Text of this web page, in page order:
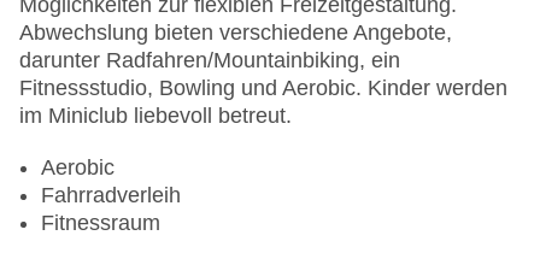
Möglichkeiten zur flexiblen Freizeitgestaltung.
Abwechslung bieten verschiedene Angebote,
darunter Radfahren/Mountainbiking, ein
Fitnessstudio, Bowling und Aerobic. Kinder werden
im Miniclub liebevoll betreut.
Aerobic
Fahrradverleih
Fitnessraum